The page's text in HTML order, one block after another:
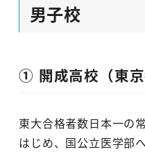
男子校
① 開成高校（東京
東大合格者数日本一の
はじめ、国公立医学部